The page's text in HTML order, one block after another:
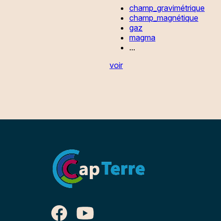
champ_gravimétrique
champ_magnétique
gaz
magma
...
voir